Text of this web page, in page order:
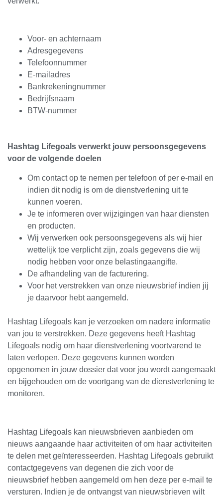
Voor- en achternaam
Adresgegevens
Telefoonnummer
E-mailadres
Bankrekeningnummer
Bedrijfsnaam
BTW-nummer
Hashtag Lifegoals verwerkt jouw persoonsgegevens
voor de volgende doelen
Om contact op te nemen per telefoon of per e-mail en
indien dit nodig is om de dienstverlening uit te
kunnen voeren.
Je te informeren over wijzigingen van haar diensten
en producten.
Wij verwerken ook persoonsgegevens als wij hier
wettelijk toe verplicht zijn, zoals gegevens die wij
nodig hebben voor onze belastingaangifte.
De afhandeling van de facturering.
Voor het verstrekken van onze nieuwsbrief indien jij
je daarvoor hebt aangemeld.
Hashtag Lifegoals kan je verzoeken om nadere informatie
van jou te verstrekken. Deze gegevens heeft Hashtag
Lifegoals nodig om haar dienstverlening voortvarend te
laten verlopen. Deze gegevens kunnen worden
opgenomen in jouw dossier dat voor jou wordt aangemaakt
en bijgehouden om de voortgang van de dienstverlening te
monitoren.
Hashtag Lifegoals kan nieuwsbrieven aanbieden om
nieuws aangaande haar activiteiten of om haar activiteiten
te delen met geïnteresseerden. Hashtag Lifegoals gebruikt
contactgegevens van degenen die zich voor de
nieuwsbrief hebben aangemeld om hen deze per e-mail te
versturen. Indien je de ontvangst van nieuwsbrieven wilt